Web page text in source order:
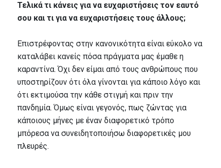
Τελικά τι κάνεις για να ευχαριστήσεις τον εαυτό
σου και τι για να ευχαριστήσεις τους άλλους;
Επιστρέφοντας στην κανονικότητα είναι εύκολο να
καταλάβει κανείς πόσα πράγματα μας έμαθε η
καραντίνα. Όχι δεν είμαι από τους ανθρώπους που
υποστηρίζουν ότι όλα γίνονται για κάποιο λόγο και
ότι εκτιμούσα την κάθε στιγμή και πριν την
πανδημία. Όμως είναι γεγονός, πως ζώντας για
κάποιους μήνες με έναν διαφορετικό τρόπο
μπόρεσα να συνειδητοποιήσω διαφορετικές μου
πλευρές.